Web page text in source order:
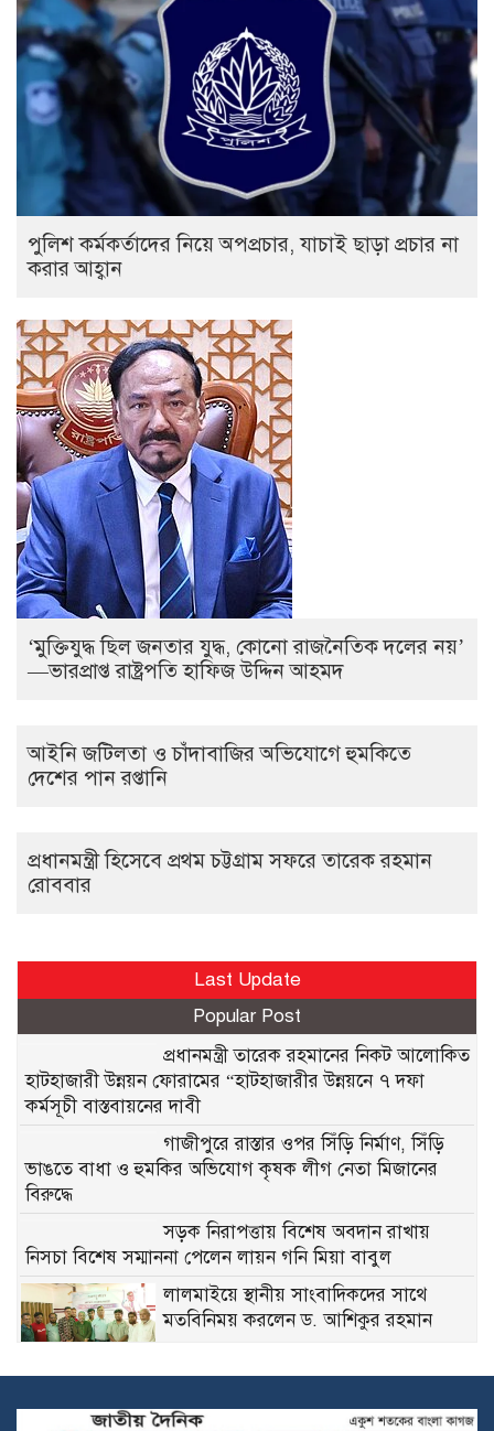
পুলিশ কর্মকর্তাদের নিয়ে অপপ্রচার, যাচাই ছাড়া প্রচার না
করার আহ্বান
‘মুক্তিযুদ্ধ ছিল জনতার যুদ্ধ, কোনো রাজনৈতিক দলের নয়’
—ভারপ্রাপ্ত রাষ্ট্রপতি হাফিজ উদ্দিন আহমদ
আইনি জটিলতা ও চাঁদাবাজির অভিযোগে হুমকিতে
দেশের পান রপ্তানি
প্রধানমন্ত্রী হিসেবে প্রথম চট্টগ্রাম সফরে তারেক রহমান
রোববার
Last Update
Popular Post
প্রধানমন্ত্রী তারেক রহমানের নিকট আলোকিত
হাটহাজারী উন্নয়ন ফোরামের “হাটহাজারীর উন্নয়নে ৭ দফা
কর্মসূচী বাস্তবায়নের দাবী
গাজীপুরে রাস্তার ওপর সিঁড়ি নির্মাণ, সিঁড়ি
ভাঙতে বাধা ও হুমকির অভিযোগ কৃষক লীগ নেতা মিজানের
বিরুদ্ধে
সড়ক নিরাপত্তায় বিশেষ অবদান রাখায়
নিসচা বিশেষ সম্মাননা পেলেন লায়ন গনি মিয়া বাবুল
লালমাইয়ে স্থানীয় সাংবাদিকদের সাথে
মতবিনিময় করলেন ড. আশিকুর রহমান
আন্তর্জাতিক অপরাধ ট্রাইব্যুনাল